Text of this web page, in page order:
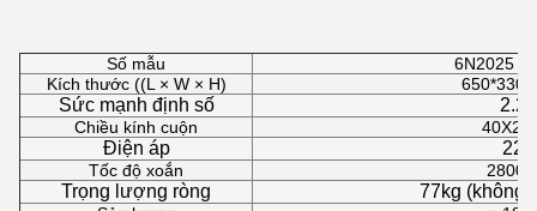
Số mẫu
6N2025
Kích thước ((L × W × H)
Sức mạnh định số
Chiều kính cuộn
Điện áp
Tốc độ xoắn
Trọng lượng ròng 77kg (không